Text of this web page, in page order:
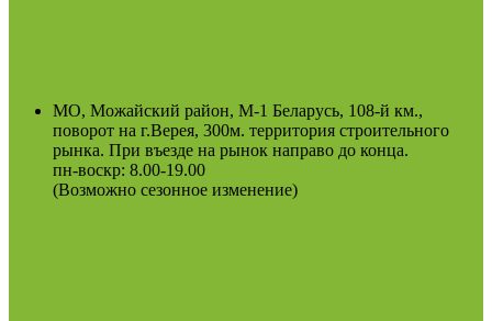
МО, Можайский район, М-1 Беларусь, 108-й км.,
поворот на г.Верея, 300м. территория строительного
рынка. При въезде на рынок направо до конца.
пн-воскр: 8.00-19.00
(Возможно сезонное изменение)